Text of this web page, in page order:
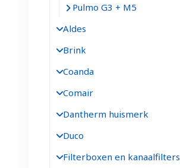
Pulmo G3 + M5
Aldes
Brink
Coanda
Comair
Dantherm huismerk
Duco
Filterboxen en kanaalfilters